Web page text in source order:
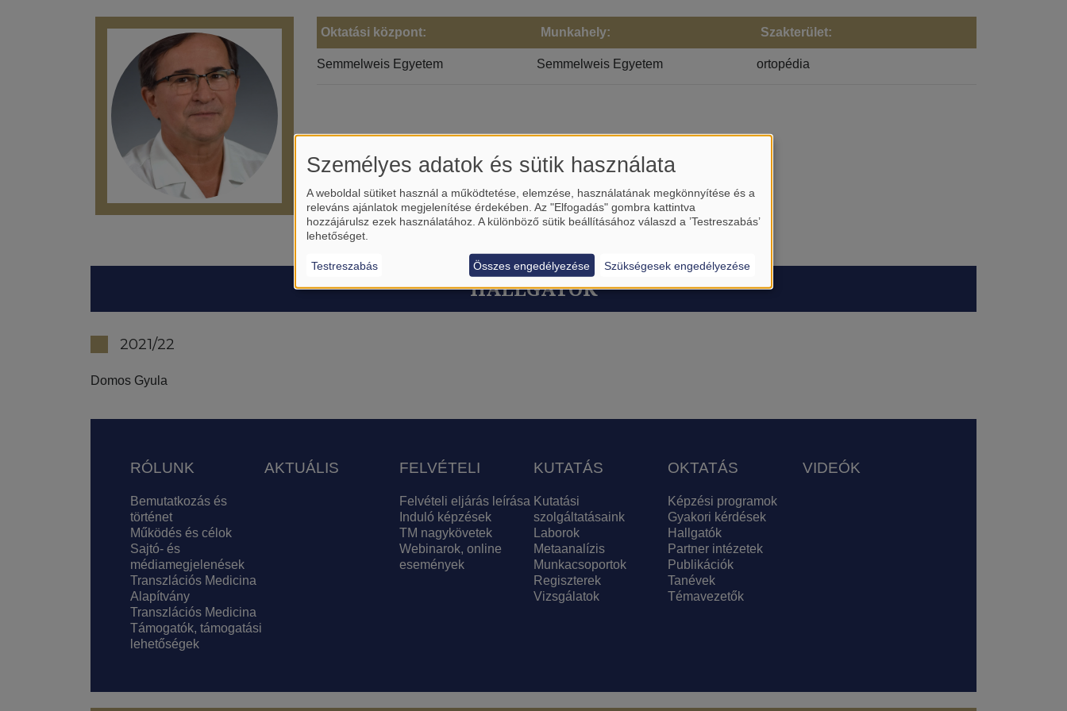
Oktatási központ:
Semmelweis Egyetem
Munkahely:
Semmelweis Egyetem
Szakterület:
ortopédia
HALLGATÓK
2021/22
Domos Gyula
Lábléc
RÓLUNK
Bemutatkozás és
történet
Működés és célok
Sajtó- és
médiamegjelenések
Transzlációs Medicina
Alapítvány
Transzlációs Medicina
Támogatók, támogatási
lehetőségek
AKTUÁLIS FELVÉTELI
Felvételi eljárás leírása
Induló képzések
TM nagykövetek
Webinarok, online
események
KUTATÁS
Kutatási
szolgáltatásaink
Laborok
Metaanalízis
Munkacsoportok
Regiszterek
Vizsgálatok
OKTATÁS
Képzési programok
Gyakori kérdések
Hallgatók
Partner intézetek
Publikációk
Tanévek
Témavezetők
VIDEÓK
Személyes adatok és sütik használata
A weboldal sütiket használ a működtetése, elemzése, használatának megkönnyítése és a
releváns ajánlatok megjelenítése érdekében. Az "Elfogadás" gombra kattintva
hozzájárulsz ezek használatához. A különböző sütik beállításához válaszd a ’Testreszabás’
lehetőséget.
Testreszabás Szükségesek engedélyezése
Összes engedélyezése